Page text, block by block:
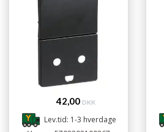
42,00 DKK
Lev.tid: 1-3 hverdage